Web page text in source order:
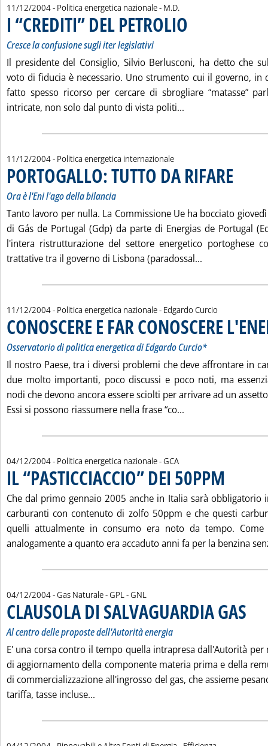
11/12/2004- Politica energetica nazionale - di:
M.D.
I “CREDITI” DEL PETROLIO
Cresce la confusione sugli iter legislativi
Il presidente del Consiglio, Silvio Berlusconi, ha detto che
voto di fiducia è necessario. Uno strumento cui il governo,
fatto spesso ricorso per cercare di sbrogliare “matasse”
intricate, non solo dal punto di vista politi...
11/12/2004- Politica energetica internazionale
PORTOGALLO: TUTTO DA RIFARE
Ora è l'Eni l'ago della bilancia
Tanto lavoro per nulla. La Commissione Ue ha bocciato
di Gás de Portugal (Gdp) da parte di Energias de Portugal
l'intera ristrutturazione del settore energetico portoghese
trattative tra il governo di Lisbona (paradossal...
11/12/2004- Politica energetica nazionale - di:
Edgardo Curcio
CONOSCERE E FAR CONOSCERE
Osservatorio di politica energetica di Edgardo Curcio*
Il nostro Paese, tra i diversi problemi che deve affrontare in
due molto importanti, poco discussi e poco noti, ma
nodi che devono ancora essere sciolti per arrivare ad un
Essi si possono riassumere nella frase “co...
04/12/2004- Politica energetica nazionale -di:
GCA
IL “PASTICCIACCIO” DEI 50PPM
Che dal primo gennaio 2005 anche in Italia sarà obbligatorio
carburanti con contenuto di zolfo 50ppm e che questi
quelli attualmente in consumo era noto da tempo.
analogamente a quanto era accaduto anni fa per la benzina
04/12/2004- Gas Naturale - GPL - GNL
CLAUSOLA DI SALVAGUARDIA GAS
Al centro delle proposte dell'Autorità energia
E' una corsa contro il tempo quella intrapresa dall'Autorità
di aggiornamento della componente materia prima e della
di commercializzazione all'ingrosso del gas, che assieme
tariffa, tasse incluse...